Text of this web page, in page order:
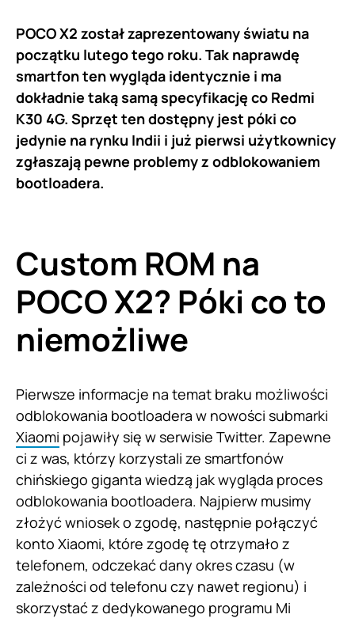
POCO X2 został zaprezentowany światu na
początku lutego tego roku. Tak naprawdę
smartfon ten wygląda identycznie i ma
dokładnie taką samą specyfikację co Redmi
K30 4G. Sprzęt ten dostępny jest póki co
jedynie na rynku Indii i już pierwsi użytkownicy
zgłaszają pewne problemy z odblokowaniem
bootloadera.
Custom ROM na
POCO X2? Póki co to
niemożliwe
Pierwsze informacje na temat braku możliwości
odblokowania bootloadera w nowości submarki
Xiaomi pojawiły się w serwisie Twitter. Zapewne
ci z was, którzy korzystali ze smartfonów
chińskiego giganta wiedzą jak wygląda proces
odblokowania bootloadera. Najpierw musimy
złożyć wniosek o zgodę, następnie połączyć
konto Xiaomi, które zgodę tę otrzymało z
telefonem, odczekać dany okres czasu (w
zależności od telefonu czy nawet regionu) i
skorzystać z dedykowanego programu Mi